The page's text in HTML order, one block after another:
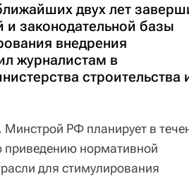
двух лет
законодательной базы
внедрения
журналистам в
строительства
Минстрой РФ планирует в
приведению нормативной
для стимулирования